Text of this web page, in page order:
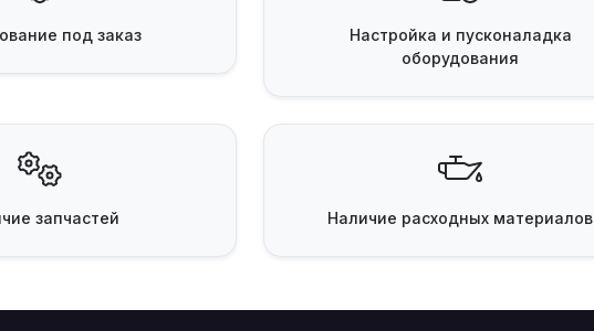
под заказ
Настройка и пусконаладка
оборудования
запчастей Наличие расходных материалов